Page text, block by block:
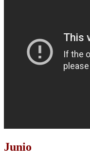
Junio